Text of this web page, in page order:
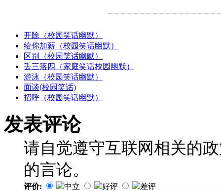
开除（校园笑话幽默）
给你加薪（校园笑话幽默）
区别（校园笑话幽默）
丢三落四（家庭笑话校园幽默）
游泳（校园笑话幽默）
面谈(校园笑话)
招呼（校园笑话幽默）
发表评论
请自觉遵守互联网相关的
的言论。
评价: 中立 好评 差评